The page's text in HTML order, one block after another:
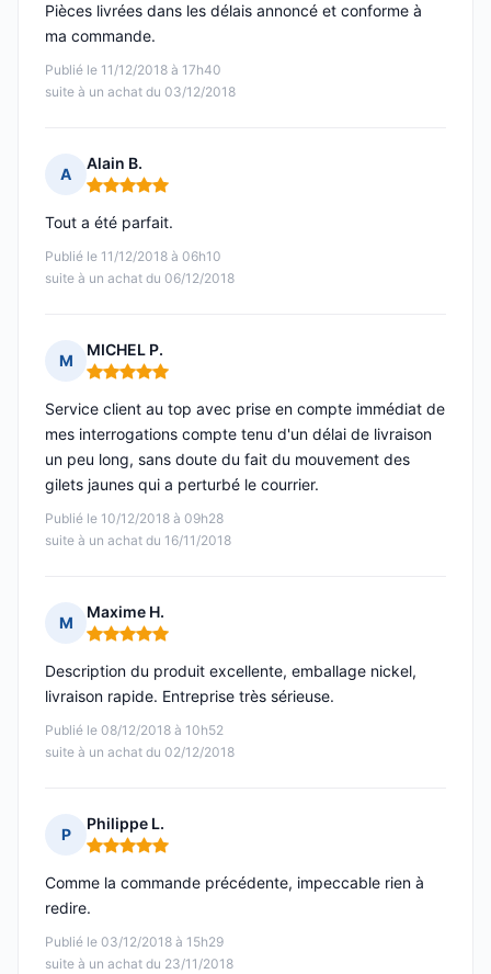
Publié le 11/12/2018 à 17h40
suite à un achat du 03/12/2018
Pièces livrées dans les délais annoncé et conforme à
ma commande.
A
Alain B.
Note : 5 sur 5
Publié le 11/12/2018 à 06h10
suite à un achat du 06/12/2018
Tout a été parfait.
M
MICHEL P.
Note : 5 sur 5
Publié le 10/12/2018 à 09h28
suite à un achat du 16/11/2018
Service client au top avec prise en compte immédiat de
mes interrogations compte tenu d'un délai de livraison
un peu long, sans doute du fait du mouvement des
gilets jaunes qui a perturbé le courrier.
M
Maxime H.
Note : 5 sur 5
Publié le 08/12/2018 à 10h52
suite à un achat du 02/12/2018
Description du produit excellente, emballage nickel,
livraison rapide. Entreprise très sérieuse.
P
Philippe L.
Note : 5 sur 5
Publié le 03/12/2018 à 15h29
suite à un achat du 23/11/2018
Comme la commande précédente, impeccable rien à
redire.